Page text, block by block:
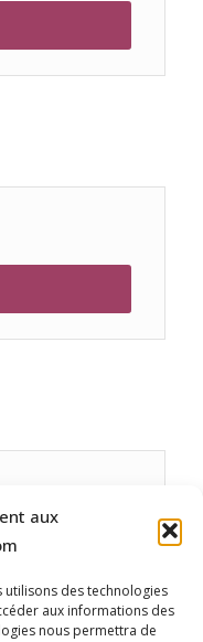
aux
utilisons des technologies
aux informations des
nous permettra de